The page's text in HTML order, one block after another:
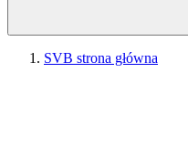
SVB strona główna